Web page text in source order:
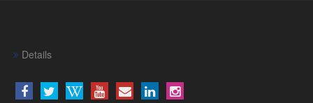
Details